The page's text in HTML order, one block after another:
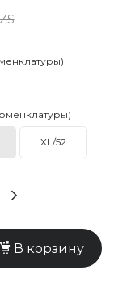
XL/52
В корзину